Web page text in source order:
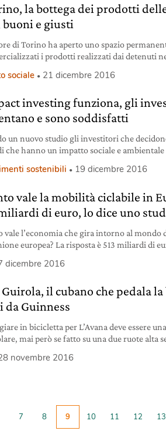
Il punto di partenza del summit sarà
la bottega dei prodotti
e giusti
di Torino ha aperto uno spazio
i prodotti realizzati dai detenuti
sociale 21 dicembre 2016
investing funziona, gli
e sono soddisfatti
un nuovo studio gli investitori che
che hanno un impatto sociale e
sostenibili 19 dicembre 2016
vale la mobilità ciclabile in
di euro, lo dice uno
vale l’economia che gira intorno al mondo
europea? La risposta è 513 miliardi di
europeo. Le stime sono del rapporto Eu
dalla Federazione cicilistica europea
dicembre 2016
il cubano che pedala
da Guinness
in bicicletta per L’Avana deve essere
mai però se fatto su una due ruote alta
ha avuto la fortuna (e la bravura) di poter
novembre 2016
7 8 9 10 11 12 13